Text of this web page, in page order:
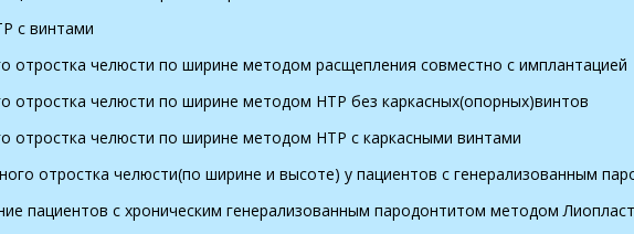
с винтами
отростка челюсти по ширине методом расщепления совместно с имплантацией
отростка челюсти по ширине методом НТР без каркасных(опорных)винтов
отростка челюсти по ширине методом НТР с каркасными винтами
отростка челюсти(по ширине и высоте) у пациентов с генерализованным
пациентов с хроническим генерализованным пародонтитом методом